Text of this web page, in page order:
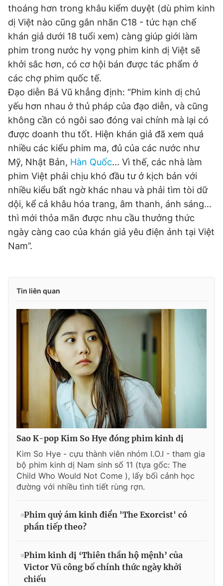
thoáng hơn trong khâu kiểm duyệt (dù phim kinh
dị Việt nào cũng gắn nhãn C18 - tức hạn chế
khán giả dưới 18 tuổi xem) càng giúp giới làm
phim trong nước hy vọng phim kinh dị Việt sẽ
khởi sắc hơn, có cơ hội bán được tác phẩm ở
các chợ phim quốc tế.
Đạo diễn Bá Vũ khẳng định: “Phim kinh dị chủ
yếu hơn nhau ở thủ pháp của đạo diễn, và cũng
không cần có ngôi sao đóng vai chính mà lại có
được doanh thu tốt. Hiện khán giả đã xem quá
nhiều các kiểu phim ma, đủ của các nước như
Mỹ, Nhật Bản, Hàn Quốc... Vì thế, các nhà làm
phim Việt phải chịu khó đầu tư ở kịch bản với
nhiều kiểu bất ngờ khác nhau và phải tìm tòi dữ
dội, kể cả khâu hóa trang, âm thanh, ánh sáng...
thì mới thỏa mãn được nhu cầu thưởng thức
ngày càng cao của khán giả yêu điện ảnh tại Việt
Nam”.
Tin liên quan
Sao K-pop Kim So Hye đóng phim kinh dị
Kim So Hye - cựu thành viên nhóm I.O.I - tham gia
bộ phim kinh dị Nam sinh số 11 (tựa gốc: The
Child Who Would Not Come ), lấy bối cảnh học
đường với nhiều tình tiết rùng rợn.
Phim quỷ ám kinh điển 'The Exorcist' có
phần tiếp theo?
Phim kinh dị ‘Thiên thần hộ mệnh’ của
Victor Vũ công bố chính thức ngày khởi
chiếu